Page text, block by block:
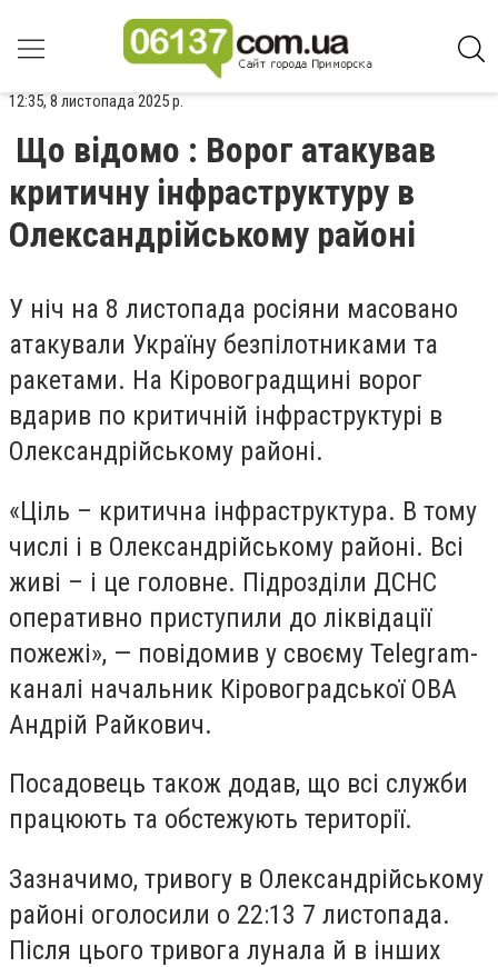
12:35, 8 листопада 2025 р.
Що відомо : Ворог атакував
критичну інфраструктуру в
Олександрійському районі
У ніч на 8 листопада росіяни масовано
атакували Україну безпілотниками та
ракетами. На Кіровоградщині ворог
вдарив по критичній інфраструктурі в
Олександрійському районі.
«Ціль – критична інфраструктура. В тому
числі і в Олександрійському районі. Всі
живі – і це головне. Підрозділи ДСНС
оперативно приступили до ліквідації
пожежі», — повідомив у своєму Telegram-
каналі начальник Кіровоградської ОВА
Андрій Райкович.
Посадовець також додав, що всі служби
працюють та обстежують території.
Зазначимо, тривогу в Олександрійському
районі оголосили о 22:13 7 листопада.
Після цього тривога лунала й в інших